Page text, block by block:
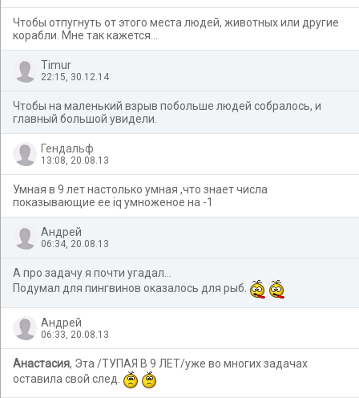
Чтобы отпугнуть от этого места людей, животных или другие
корабли. Мне так кажется...
Timur
22:15, 30.12.14
Чтобы на маленький взрыв побольше людей собралось, и
главный большой увидели.
Гендальф
13:08, 20.08.13
Умная в 9 лет настолько умная ,что знает числа
показывающие ее iq умноженое на -1
Андрей
06:34, 20.08.13
А про задачу я почти угадал...
Подумал для пингвинов оказалось для рыб.
Андрей
06:33, 20.08.13
Анастасия, Эта /ТУПАЯ В 9 ЛЕТ/уже во многих задачах
оставила свой след.